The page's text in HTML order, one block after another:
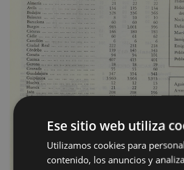
Ese sitio web utiliza
Utilizamos cookies para
contenido, los anuncios y